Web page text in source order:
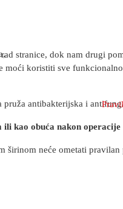
antibakterijska i
ili kao obuća nakon operacije
širinom neće ometati
stranice, dok nam drugi
moći koristiti sve